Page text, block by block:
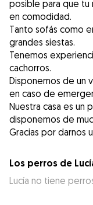
posible para que tu
en comodidad.
Tanto sofás como
grandes siestas.
Tenemos
cachorros.
Disponemos de un
en caso de
Nuestra casa es un
disponemos de
Los perros de
Lucía no tiene